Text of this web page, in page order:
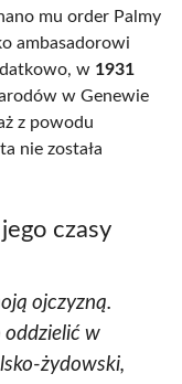
mu order Palmy
ambasadorowi
w 1931
w Genewie
z powodu
nie została
czasy
ojczyzną.
oddzielić w
żydowski,